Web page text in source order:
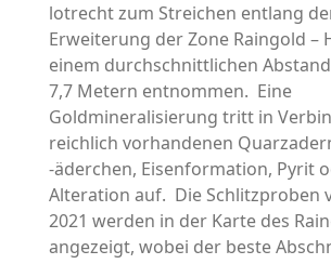
lotrecht zum Streichen entlang
Erweiterung der Zone Raingold –
einem durchschnittlichen
7,7 Metern entnommen. Eine
Goldmineralisierung tritt in
reichlich vorhandenen
-äderchen, Eisenformation, Pyrit
Alteration auf. Die Schlitzproben
2021 werden in der Karte des
angezeigt, wobei der beste